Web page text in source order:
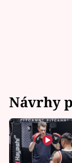
Návrhy